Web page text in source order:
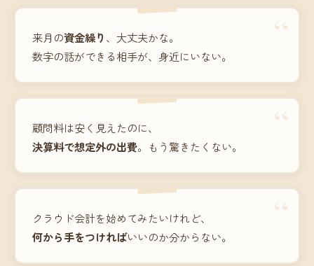
“
来月の資金繰り 、大丈夫かな。
数字の話ができる相手が、身近にいない。
“
顧問料は安く見えたのに、
決算料で想定外の出費。もう驚きたくない。
“
クラウド会計を始めてみたいけれど、
何から手をつければいいのか分からない。